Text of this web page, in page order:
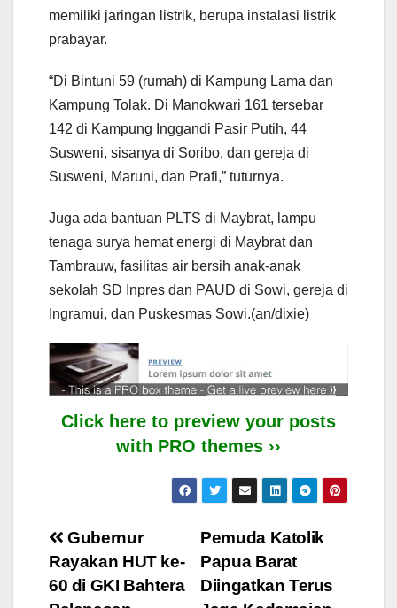
memiliki jaringan listrik, berupa instalasi listrik
prabayar.
“Di Bintuni 59 (rumah) di Kampung Lama dan
Kampung Tolak. Di Manokwari 161 tersebar
142 di Kampung Inggandi Pasir Putih, 44
Susweni, sisanya di Soribo, dan gereja di
Susweni, Maruni, dan Prafi,” tuturnya.
Juga ada bantuan PLTS di Maybrat, lampu
tenaga surya hemat energi di Maybrat dan
Tambrauw, fasilitas air bersih anak-anak
sekolah SD Inpres dan PAUD di Sowi, gereja di
Ingramui, dan Puskesmas Sowi.(an/dixie)
Click here to preview your posts
with PRO themes ››
Post
navigation
Pemuda Katolik
Papua Barat
Diingatkan Terus
Gubernur
Rayakan HUT ke-
60 di GKI Bahtera